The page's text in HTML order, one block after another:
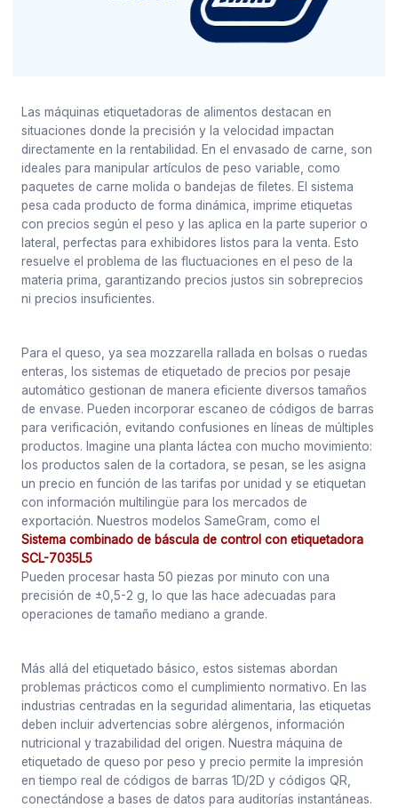
Las máquinas etiquetadoras de alimentos destacan en
situaciones donde la precisión y la velocidad impactan
directamente en la rentabilidad. En el envasado de carne, son
ideales para manipular artículos de peso variable, como
paquetes de carne molida o bandejas de filetes. El sistema
pesa cada producto de forma dinámica, imprime etiquetas
con precios según el peso y las aplica en la parte superior o
lateral, perfectas para exhibidores listos para la venta. Esto
resuelve el problema de las fluctuaciones en el peso de la
materia prima, garantizando precios justos sin sobreprecios
ni precios insuficientes.
Para el queso, ya sea mozzarella rallada en bolsas o ruedas
enteras, los sistemas de etiquetado de precios por pesaje
automático gestionan de manera eficiente diversos tamaños
de envase. Pueden incorporar escaneo de códigos de barras
para verificación, evitando confusiones en líneas de múltiples
productos. Imagine una planta láctea con mucho movimiento:
los productos salen de la cortadora, se pesan, se les asigna
un precio en función de las tarifas por unidad y se etiquetan
con información multilingüe para los mercados de
exportación. Nuestros modelos SameGram, como el
Sistema combinado de báscula de control con etiquetadora
SCL-7035L5
Pueden procesar hasta 50 piezas por minuto con una
precisión de ±0,5-2 g, lo que las hace adecuadas para
operaciones de tamaño mediano a grande.
Más allá del etiquetado básico, estos sistemas abordan
problemas prácticos como el cumplimiento normativo. En las
industrias centradas en la seguridad alimentaria, las etiquetas
deben incluir advertencias sobre alérgenos, información
nutricional y trazabilidad del origen. Nuestra máquina de
etiquetado de queso por peso y precio permite la impresión
en tiempo real de códigos de barras 1D/2D y códigos QR,
conectándose a bases de datos para auditorías instantáneas.